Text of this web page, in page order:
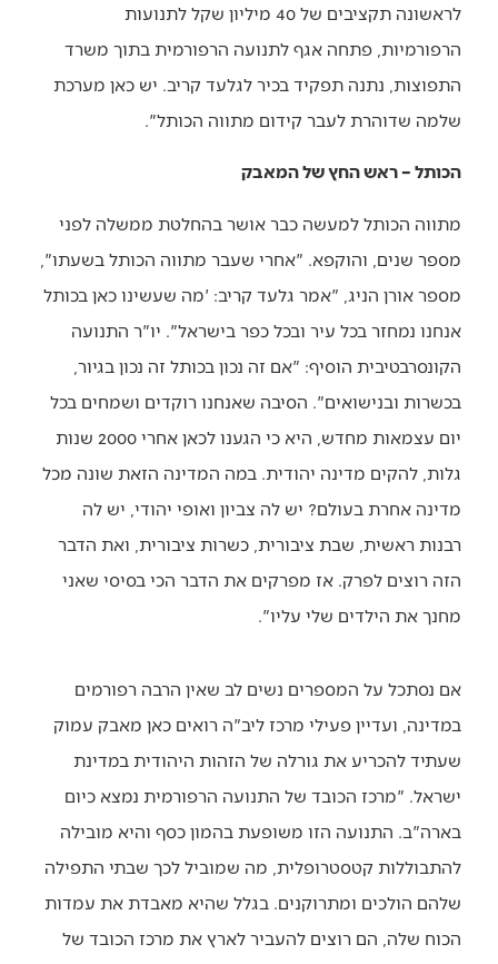
לראשונה תקציבים של 40 מיליון שקל לתנועות
הרפורמיות, פתחה אגף לתנועה הרפורמית בתוך משרד
התפוצות, נתנה תפקיד בכיר לגלעד קריב. יש כאן מערכת
שלמה שדוהרת לעבר קידום מתווה הכותל".
הכותל – ראש החץ של המאבק
מתווה הכותל למעשה כבר אושר בהחלטת ממשלה לפני
מספר שנים, והוקפא. "אחרי שעבר מתווה הכותל בשעתו",
מספר אורן הניג, "אמר גלעד קריב: 'מה שעשינו כאן בכותל
אנחנו נמחזר בכל עיר ובכל כפר בישראל". יו"ר התנועה
הקונסרבטיבית הוסיף: "אם זה נכון בכותל זה נכון בגיור,
בכשרות ובנישואים". הסיבה שאנחנו רוקדים ושמחים בכל
יום עצמאות מחדש, היא כי הגענו לכאן אחרי 2000 שנות
גלות, להקים מדינה יהודית. במה המדינה הזאת שונה מכל
מדינה אחרת בעולם? יש לה צביון ואופי יהודי, יש לה
רבנות ראשית, שבת ציבורית, כשרות ציבורית, ואת הדבר
הזה רוצים לפרק. אז מפרקים את הדבר הכי בסיסי שאני
מחנך את הילדים שלי עליו".
אם נסתכל על המספרים נשים לב שאין הרבה רפורמים
במדינה, ועדיין פעילי מרכז ליב"ה רואים כאן מאבק עמוק
שעתיד להכריע את גורלה של הזהות היהודית במדינת
ישראל. "מרכז הכובד של התנועה הרפורמית נמצא כיום
בארה"ב. התנועה הזו משופעת בהמון כסף והיא מובילה
להתבוללות קטסטרופלית, מה שמוביל לכך שבתי התפילה
שלהם הולכים ומתרוקנים. בגלל שהיא מאבדת את עמדות
הכוח שלה, הם רוצים להעביר לארץ את מרכז הכובד של